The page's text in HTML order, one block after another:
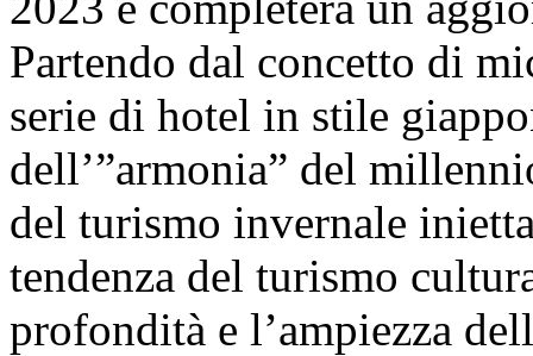
Partendo dal concetto di
serie di hotel in stile
dell’”armonia” del
del turismo invernale
tendenza del turismo
profondità e l’ampiezza